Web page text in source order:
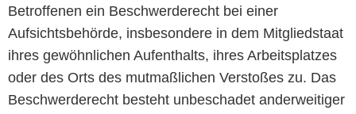
Betroffenen ein Beschwerderecht bei einer
Aufsichtsbehörde, insbesondere in dem Mitgliedstaat
ihres gewöhnlichen Aufenthalts, ihres Arbeitsplatzes
oder des Orts des mutmaßlichen Verstoßes zu. Das
Beschwerderecht besteht unbeschadet anderweitiger